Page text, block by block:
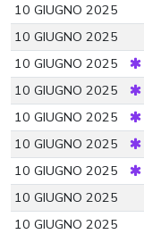
10 GIUGNO 2025
10 GIUGNO 2025
10 GIUGNO 2025
10 GIUGNO 2025
10 GIUGNO 2025
10 GIUGNO 2025
10 GIUGNO 2025
10 GIUGNO 2025
10 GIUGNO 2025